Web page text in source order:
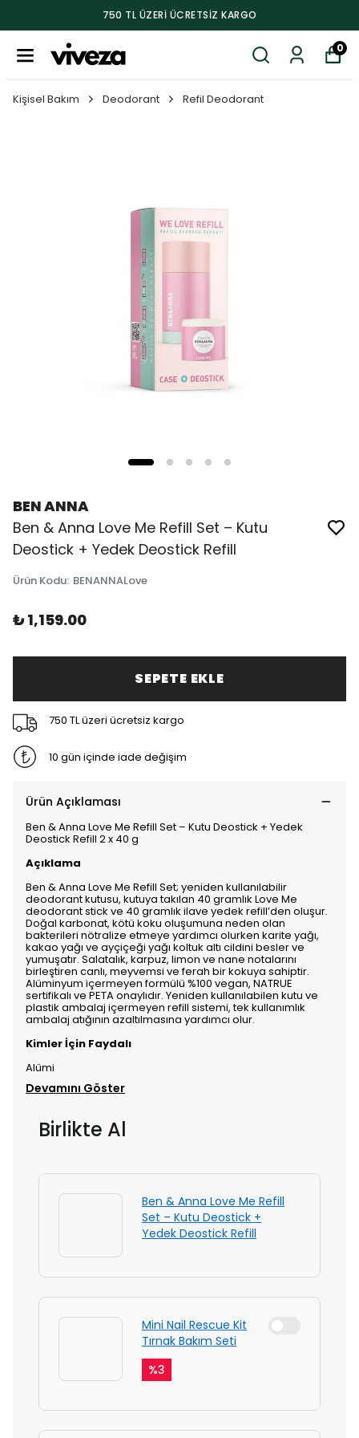
750 TL ÜZERI ÜCRETSIZ KARGO
0
Kişisel Bakım Deodorant Refil Deodorant
BEN ANNA
Ben & Anna Love Me Refill Set – Kutu
Deostick + Yedek Deostick Refill
Ürün Kodu: BENANNALove
₺ 1,159.00
SEPETE EKLE
750 TL üzeri ücretsiz kargo
10 gün içinde iade değişim
Ürün Açıklaması
Ben & Anna Love Me Refill Set – Kutu Deostick + Yedek
Deostick Refill 2 x 40 g
Açıklama
Ben & Anna Love Me Refill Set; yeniden kullanılabilir
deodorant kutusu, kutuya takılan 40 gramlık Love Me
deodorant stick ve 40 gramlık ilave yedek refill’den oluşur.
Doğal karbonat, kötü koku oluşumuna neden olan
bakterileri nötralize etmeye yardımcı olurken karite yağı,
kakao yağı ve ayçiçeği yağı koltuk altı cildini besler ve
yumuşatır. Salatalık, karpuz, limon ve nane notalarını
birleştiren canlı, meyvemsi ve ferah bir kokuya sahiptir.
Alüminyum içermeyen formülü %100 vegan, NATRUE
sertifikalı ve PETA onaylıdır. Yeniden kullanılabilen kutu ve
plastik ambalaj içermeyen refill sistemi, tek kullanımlık
ambalaj atığının azaltılmasına yardımcı olur.
Kimler İçin Faydalı
Alümi
Devamını Göster
Birlikte Al
Ben & Anna Love Me Refill
Set – Kutu Deostick +
Yedek Deostick Refill
Mini Nail Rescue Kit
Tırnak Bakım Seti
%3